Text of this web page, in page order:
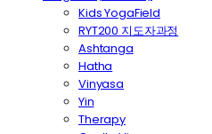
Kids YogaField
RYT200 지도자과정
Ashtanga
Hatha
Vinyasa
Yin
Therapy